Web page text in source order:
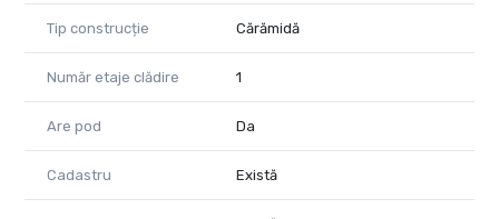
Tip construcție Cărămidă
Număr etaje clădire 1
Are pod Da
Cadastru Există